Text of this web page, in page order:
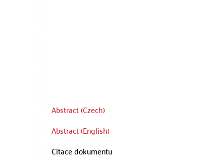
Abstract (Czech)
Abstract (English)
Citace dokumentu